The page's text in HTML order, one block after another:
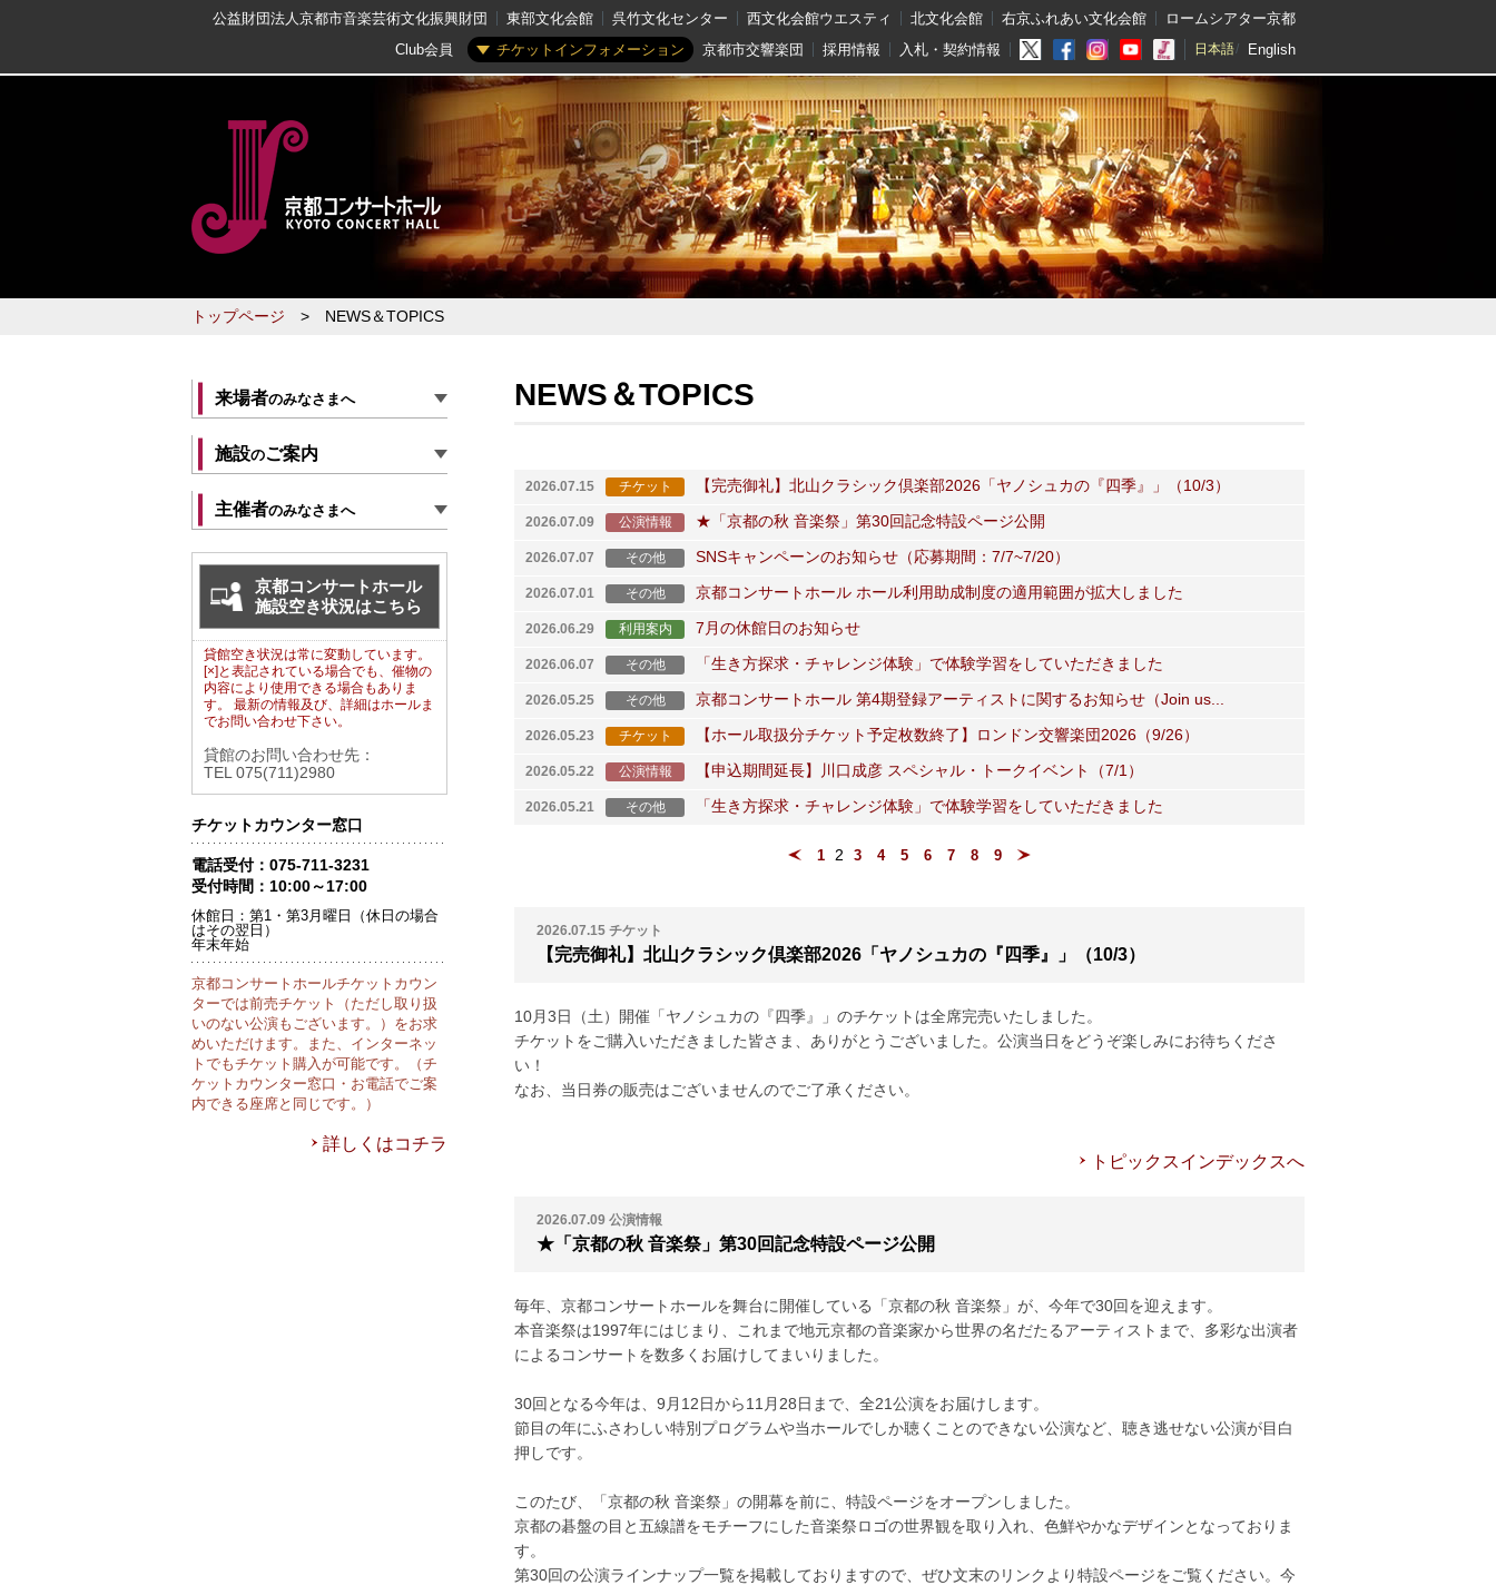
公益財団法人京都市音楽芸術文化振興財団 東部文化会館 呉竹文化センター 西文化会館ウエスティ 北文化会館 右京ふれあい文化会館
ロームシアター京都
Club会員
チケットインフォメーション 京都市交響楽団 採用情報 入札・契約情報 日本語 English
トップページ > NEWS＆TOPICS
NEWS＆TOPICS
2026.07.15 チケット 【完売御礼】北山クラシック倶楽部2026「ヤノシュカの『四季』」（10/3）
2026.07.09 公演情報 ★「京都の秋 音楽祭」第30回記念特設ページ公開
2026.07.07 その他 SNSキャンペーンのお知らせ（応募期間：7/7~7/20）
2026.07.01 その他 京都コンサートホール ホール利用助成制度の適用範囲が拡大しました
2026.06.29 利用案内 7月の休館日のお知らせ
2026.06.07 その他 「生き方探求・チャレンジ体験」で体験学習をしていただきました
2026.05.25 その他 京都コンサートホール 第4期登録アーティストに関するお知らせ（Join us...
2026.05.23 チケット 【ホール取扱分チケット予定枚数終了】ロンドン交響楽団2026（9/26）
2026.05.22 公演情報 【申込期間延長】川口成彦 スペシャル・トークイベント（7/1）
2026.05.21 その他 「生き方探求・チャレンジ体験」で体験学習をしていただきました
1 2 3 4 5 6 7 8 9
2026.07.15 チケット
【完売御礼】北山クラシック倶楽部2026「ヤノシュカの『四季』」（10/3）
10月3日（土）開催「ヤノシュカの『四季』」のチケットは全席完売いたしました。
チケットをご購入いただきました皆さま、ありがとうございました。公演当日をどうぞ楽しみにお待ちくださ
い！
なお、当日券の販売はございませんのでご了承ください。
トピックスインデックスへ
2026.07.09 公演情報
★「京都の秋 音楽祭」第30回記念特設ページ公開
毎年、京都コンサートホールを舞台に開催している「京都の秋 音楽祭」が、今年で30回を迎えます。
本音楽祭は1997年にはじまり、これまで地元京都の音楽家から世界の名だたるアーティストまで、多彩な出演者
によるコンサートを数多くお届けしてまいりました。
30回となる今年は、9月12日から11月28日まで、全21公演をお届けします。
節目の年にふさわしい特別プログラムや当ホールでしか聴くことのできない公演など、聴き逃せない公演が目白
押しです。
このたび、「京都の秋 音楽祭」の開幕を前に、特設ページをオープンしました。
京都の碁盤の目と五線譜をモチーフにした音楽祭ロゴの世界観を取り入れ、色鮮やかなデザインとなっておりま
す。
第30回の公演ラインナップ一覧を掲載しておりますので、ぜひ文末のリンクより特設ページをご覧ください。今
来場者のみなさまへ
施設のご案内
主催者のみなさまへ
京都コンサートホール
施設空き状況はこちら
貸館空き状況は常に変動しています。
[×]と表記されている場合でも、催物の
内容により使用できる場合もありま
す。 最新の情報及び、詳細はホールま
でお問い合わせ下さい。
貸館のお問い合わせ先：
TEL 075(711)2980
チケットカウンター窓口
電話受付：075-711-3231
受付時間：10:00～17:00
休館日：第1・第3月曜日（休日の場合
はその翌日）
年末年始
京都コンサートホールチケットカウン
ターでは前売チケット（ただし取り扱
いのない公演もございます。）をお求
めいただけます。また、インターネッ
トでもチケット購入が可能です。（チ
ケットカウンター窓口・お電話でご案
内できる座席と同じです。）
詳しくはコチラ